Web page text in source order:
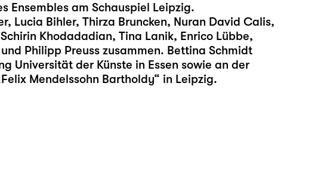
Ensembles am Schauspiel Leipzig.
Lucia Bihler, Thirza Bruncken, Nuran David Calis,
Khodadadian, Tina Lanik, Enrico Lübbe,
Philipp Preuss zusammen. Bettina Schmidt
Universität der Künste in Essen sowie an der
Mendelssohn Bartholdy“ in Leipzig.